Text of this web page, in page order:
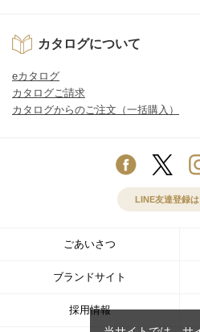
カタログについて
eカタログ
カタログご請求
カタログからのご注文（一括購入）
LINE友達登録
ごあいさつ
ブランドサイト
採用情報